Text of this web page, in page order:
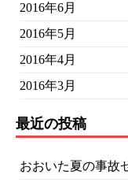
2016年6月
2016年5月
2016年4月
2016年3月
最近の投稿
おおいた夏の事故